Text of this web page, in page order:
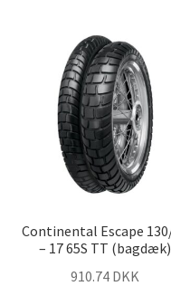
Continental Escape
– 17 65S TT (bagdæk)
910.74 DKK